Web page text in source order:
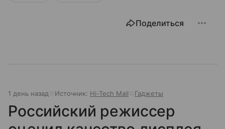
Поделиться
1 день назад Источник: Hi-Tech Mail Гаджеты
Российский режиссер